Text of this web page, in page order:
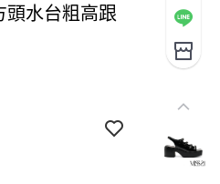
頭水台粗高跟